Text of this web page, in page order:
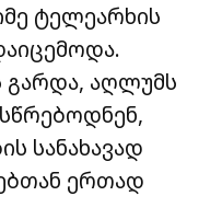
ტელეარხის
აღლუმს
სანახავად
ერთად